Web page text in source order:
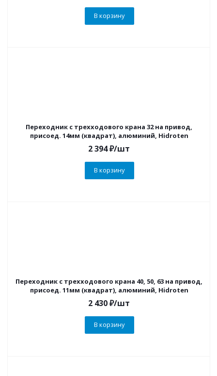
В корзину
Переходник с трехходового крана 32 на привод,
присоед. 14мм (квадрат), алюминий, Hidroten
2 394₽/шт
В корзину
Переходник с трехходового крана 40, 50, 63 на привод,
присоед. 11мм (квадрат), алюминий, Hidroten
2 430₽/шт
В корзину